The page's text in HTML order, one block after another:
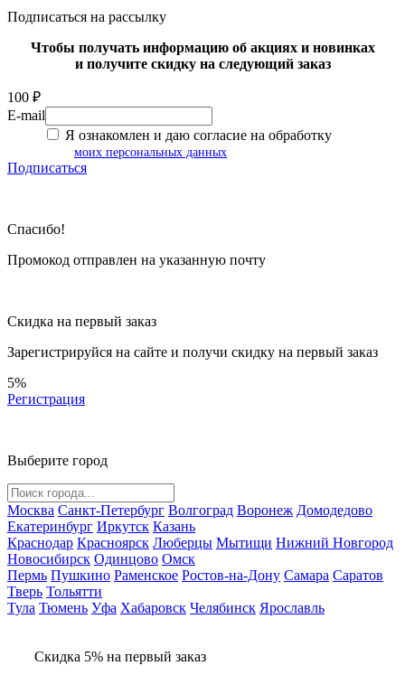
Подписаться на рассылку
Чтобы получать информацию об акциях и новинках
и получите скидку на следующий заказ
100 ₽
E-mail
Я ознакомлен и даю согласие на обработку
моих персональных данных
Подписаться
Спасибо!
Промокод отправлен на указанную почту
Скидка на первый заказ
Зарегистрируйся на сайте и получи скидку на первый заказ
5%
Регистрация
Выберите город
Москва Санкт-Петербург Волгоград Воронеж Домодедово
Екатеринбург Иркутск Казань
Краснодар Красноярск Люберцы Мытищи Нижний Новгород
Новосибирск Одинцово Омск
Пермь Пушкино Раменское Ростов-на-Дону Самара Саратов
Тверь Тольятти
Тула Тюмень Уфа Хабаровск Челябинск Ярославль
Скидка 5% на первый заказ